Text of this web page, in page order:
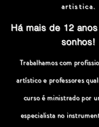
artistica.
Há mais de 12
sonhos!
Trabalhamos com
artístico e professores
curso é ministrado por
especialista no